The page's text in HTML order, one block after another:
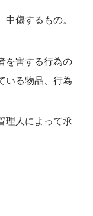
傷するもの。
を害する行為の
いる物品、行為
理人によって承